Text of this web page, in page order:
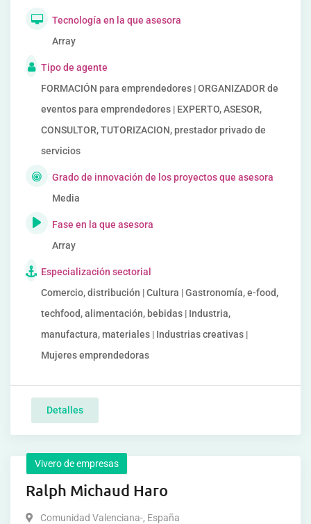
Tecnología en la que asesora
Array
Tipo de agente
FORMACIÓN para emprendedores | ORGANIZADOR de
eventos para emprendedores | EXPERTO, ASESOR,
CONSULTOR, TUTORIZACION, prestador privado de
servicios
Grado de innovación de los proyectos que asesora
Media
Fase en la que asesora
Array
Especialización sectorial
Comercio, distribución | Cultura | Gastronomía, e-food,
techfood, alimentación, bebidas | Industria,
manufactura, materiales | Industrias creativas |
Mujeres emprendedoras
Detalles
Vivero de empresas
Ralph Michaud Haro
Comunidad Valenciana-, España